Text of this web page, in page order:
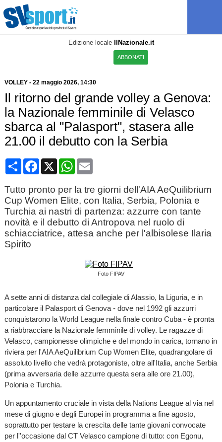
Edizione locale IlNazionale.it
ABBONATI
VOLLEY- 22 maggio 2026, 14:30
Il ritorno del grande volley a Genova:
la Nazionale femminile di Velasco
sbarca al "Palasport", stasera alle
21.00 il debutto con la Serbia
CondividiFacebook
X WhatsApp
Email
Tutto pronto per la tre giorni dell'AIA AeQuilibrium
Cup Women Elite, con Italia, Serbia, Polonia e
Turchia ai nastri di partenza: azzurre con tante
novità e il debutto di Antropova nel ruolo di
schiacciatrice, attesa anche per l'albisolese Ilaria
Spirito
Foto FIPAV
A sette anni di distanza dal collegiale di Alassio, la Liguria, e in
particolare il Palasport di Genova - dove nel 1992 gli azzurri
conquistarono la World League nella finale contro Cuba - è pronta
a riabbracciare la Nazionale femminile di volley. Le ragazze di
Velasco, campionesse olimpiche e del mondo in carica, tornano in
riviera per l'AIA AeQuilibrium Cup Women Elite, quadrangolare di
assoluto livello che vedrà protagoniste, oltre all'Italia, anche Serbia
(prima avversaria delle azzurre questa sera alle ore 21.00),
Polonia e Turchia.
Un appuntamento cruciale in vista della Nations League al via nel
mese di giugno e degli Europei in programma a fine agosto,
soprattutto per testare la crescita delle tante giovani convocate
per l''occasione dal CT Velasco campione di tutto: con Egonu,